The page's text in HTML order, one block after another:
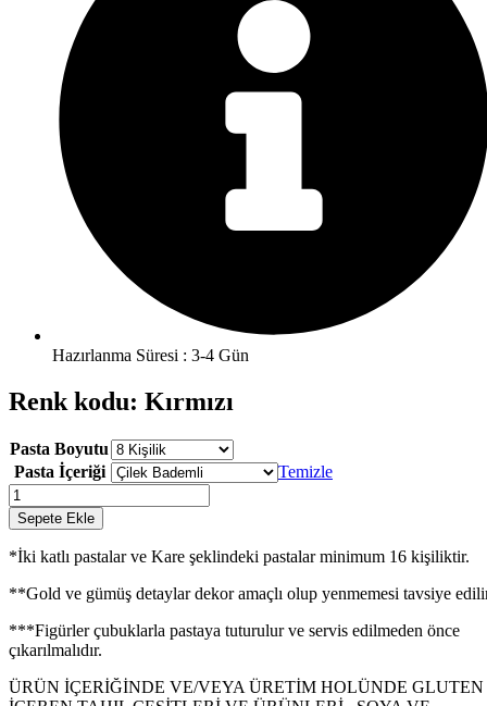
Hazırlanma Süresi : 3-4 Gün
Renk kodu: Kırmızı
Pasta Boyutu
Pasta İçeriği
Temizle
Yeni
Doğan
Kardeş
Pastası
Sepete Ekle
*İki katlı pastalar ve Kare şeklindeki pastalar minimum 16 kişiliktir.
**Gold ve gümüş detaylar dekor amaçlı olup yenmemesi tavsiye
***Figürler çubuklarla pastaya tuturulur ve servis edilmeden önce
çıkarılmalıdır.
ÜRÜN İÇERİĞİNDE VE/VEYA ÜRETİM HOLÜNDE GLUTEN